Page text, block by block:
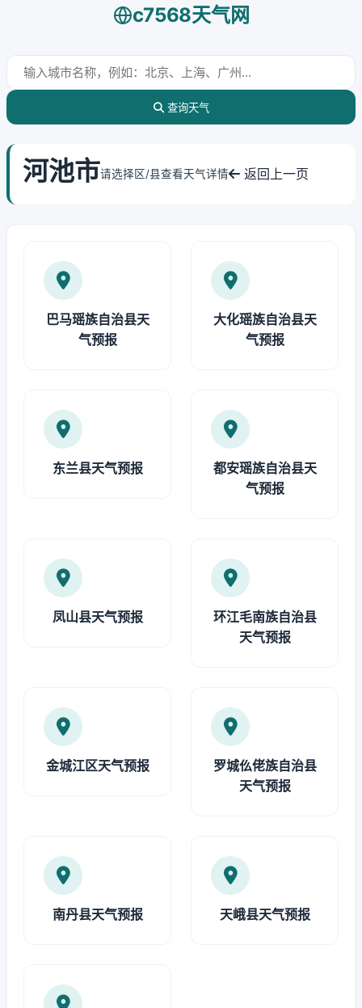
c7568天气网
查询天气
河池市请选择区/县查看天气详情 返回上一页
巴马瑶族自治县天
气预报
大化瑶族自治县天
气预报
东兰县天气预报
都安瑶族自治县天
气预报
凤山县天气预报
环江毛南族自治县
天气预报
金城江区天气预报
罗城仫佬族自治县
天气预报
南丹县天气预报 天峨县天气预报